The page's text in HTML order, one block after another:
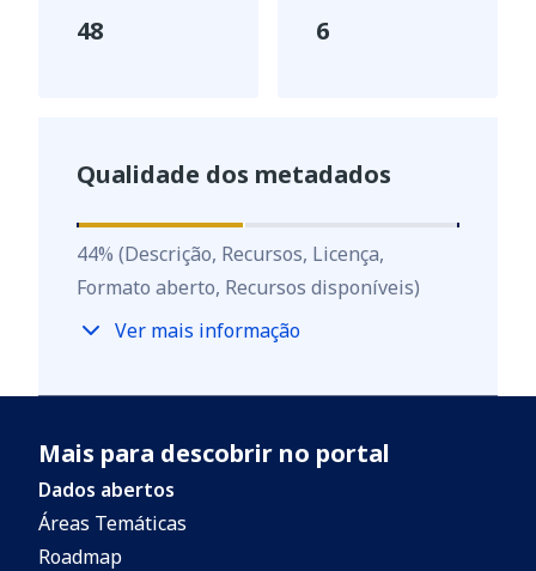
48 6
Qualidade dos metadados
44%
44% (Descrição, Recursos, Licença,
Formato aberto, Recursos disponíveis)
Ver mais informação
Mais para descobrir no portal
Dados abertos
Áreas Temáticas
Roadmap